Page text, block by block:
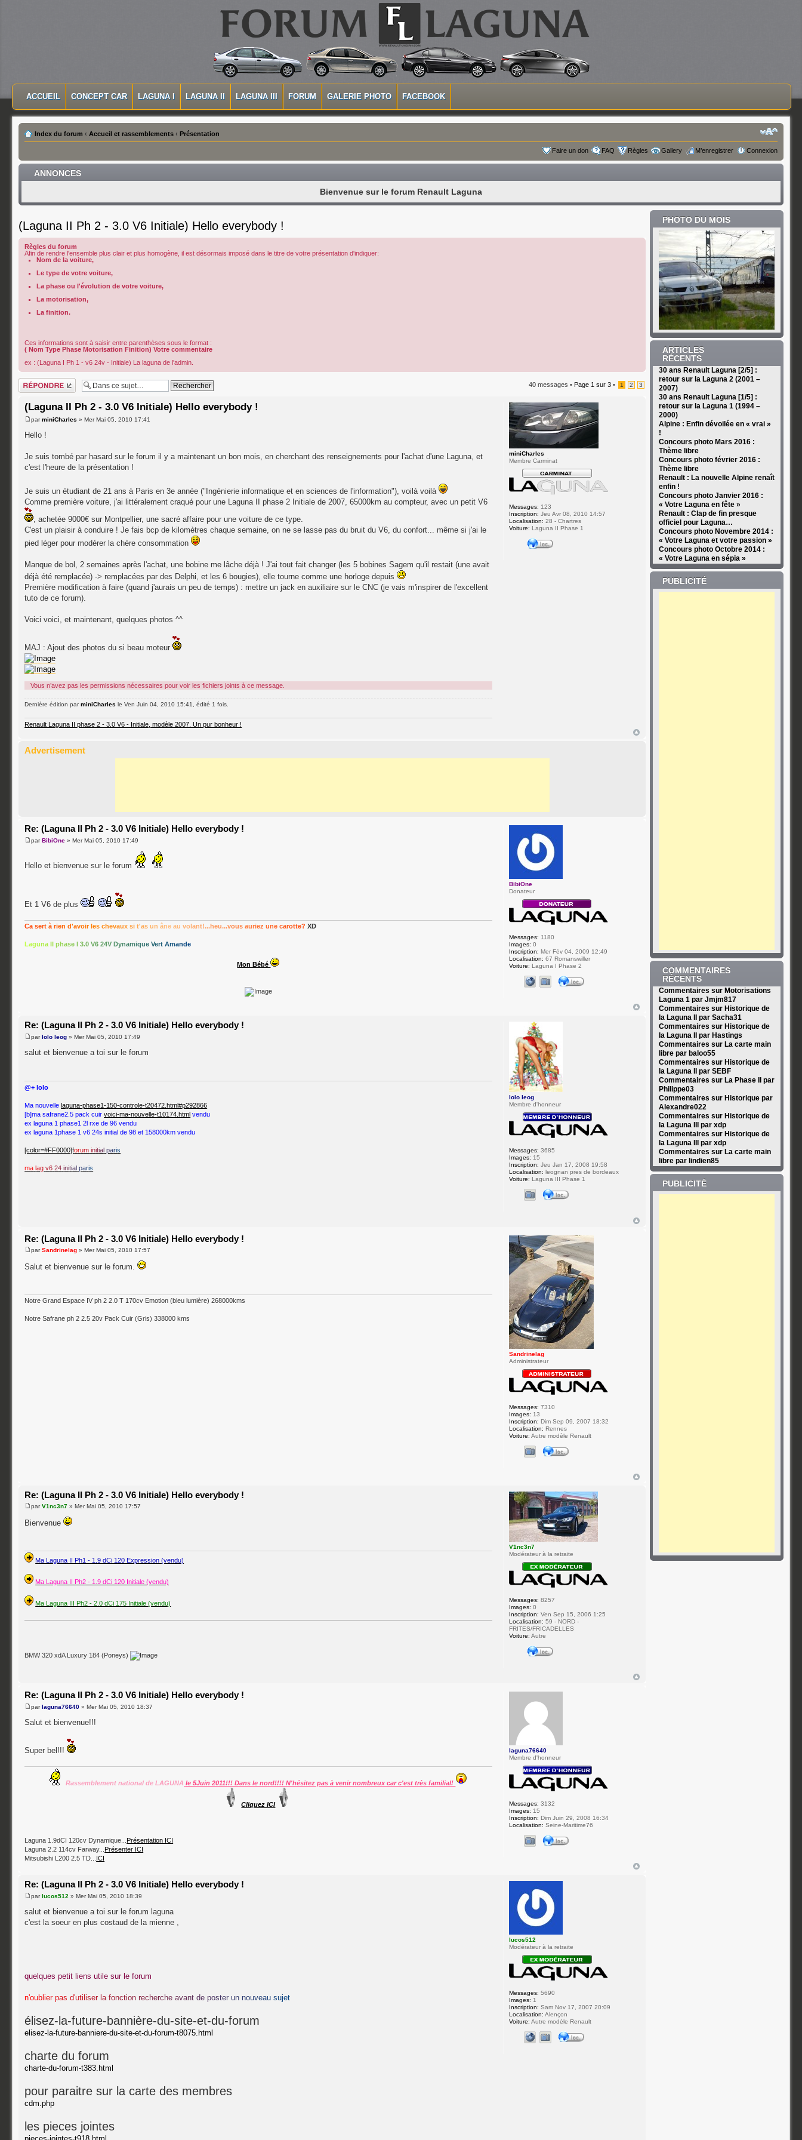
MENU PRINCIPAL
ACCUEIL CONCEPT CAR LAGUNA I LAGUNA II LAGUNA III FORUM GALERIE PHOTO FACEBOOK
Index du forum ‹ Accueil et rassemblements ‹ Présentation
Faire un don FAQ Règles Gallery M’enregistrer Connexion
ANNONCES
Bienvenue sur le forum Renault Laguna
(Laguna II Ph 2 - 3.0 V6 Initiale) Hello everybody !
Règles du forum
Afin de rendre l'ensemble plus clair et plus homogène, il est désormais imposé dans le titre de votre présentation d'indiquer:
Nom de la voiture,
Le type de votre voiture,
La phase ou l'évolution de votre voiture,
La motorisation,
La finition.
Ces informations sont à saisir entre parenthèses sous le format :
( Nom Type Phase Motorisation Finition) Votre commentaire
ex : (Laguna I Ph 1 - v6 24v - Initiale) La laguna de l'admin.
Répondre 40 messages •Page 1 sur3 • 1 2 3
(Laguna II Ph 2 - 3.0 V6 Initiale) Hello everybody !
parminiCharles » Mer Mai 05, 2010 17:41
Hello !
Je suis tombé par hasard sur le forum il y a maintenant un bon mois, en cherchant des renseignements pour l'achat d'une Laguna, et
c'est l'heure de la présentation !
Je suis un étudiant de 21 ans à Paris en 3e année ("Ingénierie informatique et en sciences de l'information"), voilà voilà
Comme première voiture, j'ai littéralement craqué pour une Laguna II phase 2 Initiale de 2007, 65000km au compteur, avec un petit V6
, achetée 9000€ sur Montpellier, une sacré affaire pour une voiture de ce type.
C'est un plaisir à conduire ! Je fais bcp de kilomètres chaque semaine, on ne se lasse pas du bruit du V6, du confort... même si j'ai le
pied léger pour modérer la chère consommation
Manque de bol, 2 semaines après l'achat, une bobine me lâche déjà ! J'ai tout fait changer (les 5 bobines Sagem qu'il restait (une avait
déjà été remplacée) -> remplacées par des Delphi, et les 6 bougies), elle tourne comme une horloge depuis
Première modification à faire (quand j'aurais un peu de temps) : mettre un jack en auxiliaire sur le CNC (je vais m'inspirer de l'excellent
tuto de ce forum).
Voici voici, et maintenant, quelques photos ^^
MAJ : Ajout des photos du si beau moteur
Vous n’avez pas les permissions nécessaires pour voir les fichiers joints à ce message.
Dernière édition parminiCharles le Ven Juin 04, 2010 15:41, édité 1 fois.
Renault Laguna II phase 2 - 3.0 V6 - Initiale, modèle 2007. Un pur bonheur !
miniCharles
Membre Carminat
Messages: 123
Inscription: Jeu Avr 08, 2010 14:57
Localisation: 28 - Chartres
Voiture: Laguna II Phase 1
Advertisement
Re: (Laguna II Ph 2 - 3.0 V6 Initiale) Hello everybody !
parBibiOne » Mer Mai 05, 2010 17:49
Hello et bienvenue sur le forum
Et 1 V6 de plus
Ca sert à rien d'avoir les chevaux si t'as un âne au vo lant!...heu...vous auriez une carotte? XD
Laguna phase 3.0 V6 24V Dynamique Vert Amande
Mon Bébé
BibiOne
Donateur
Messages: 1180
Images: 0
Inscription: Mer Fév 04, 2009 12:49
Localisation: 67 Romanswiller
Voiture: Laguna I Phase 2
Re: (Laguna II Ph 2 - 3.0 V6 Initiale) Hello everybody !
parlolo leog » Mer Mai 05, 2010 17:49
salut et bienvenue a toi sur le forum
@+ lolo
Ma nouvellelaguna-phase1-150-controle-t20472.html#p292866
[b]ma safrane2.5 pack cuirvoici-ma-nouvelle-t10174.html vendu
ex laguna 1 phase1 2l rxe de 96 vendu
ex laguna 1phase 1 v6 24s initial de 98 et 158000km vendu
[color=#FF0000]forum initial paris
ma lag v6 24 initial paris
lolo leog
Membre d'honneur
Messages: 3685
Images: 15
Inscription: Jeu Jan 17, 2008 19:58
Localisation: leognan pres de bordeaux
Voiture: Laguna III Phase 1
Re: (Laguna II Ph 2 - 3.0 V6 Initiale) Hello everybody !
parSandrinelag » Mer Mai 05, 2010 17:57
Salut et bienvenue sur le forum.
Notre Grand Espace IV ph 2 2.0 T 170cv Emotion (bleu lumière) 268000kms
Notre Safrane ph 2 2.5 20v Pack Cuir (Gris) 338000 kms
Sandrinelag
Administrateur
Messages: 7310
Images: 13
Inscription: Dim Sep 09, 2007 18:32
Localisation: Rennes
Voiture: Autre modèle Renault
Re: (Laguna II Ph 2 - 3.0 V6 Initiale) Hello everybody !
parV1nc3n7 » Mer Mai 05, 2010 17:57
Bienvenue
Ma Laguna II Ph1 - 1.9 dCi 120 Expression (vendu)
Ma Laguna II Ph2 - 1.9 dCi 120 Initiale (vendu)
Ma Laguna III Ph2 - 2.0 dCi 175 Initiale (vendu)
BMW 320 xdA Luxury 184 (Poneys)
V1nc3n7
Modérateur à la retraite
Messages: 8257
Images: 0
Inscription: Ven Sep 15, 2006 1:25
Localisation: 59 - NORD -
FRITES/FRICADELLES
Voiture: Autre
Re: (Laguna II Ph 2 - 3.0 V6 Initiale) Hello everybody !
parlaguna76640 » Mer Mai 05, 2010 18:37
Salut et bienvenue!!!
Super bel!!!
Rassemblement national de LAGUNA le 5Juin 2011!!! Dans le nord!!!! N'hésitez pas à venir nombreux car c'est très familial!
Cliquez ICI
Laguna 1.9dCI 120cv Dynamique...
Présentation ICI
Laguna 2.2 114cv Farway...
Présenter ICI
Mitsubishi L200 2.5 TD...
ICI
laguna76640
Membre d'honneur
Messages: 3132
Images: 15
Inscription: Dim Juin 29, 2008 16:34
Localisation: Seine-Maritime76
Re: (Laguna II Ph 2 - 3.0 V6 Initiale) Hello everybody !
parlucos512 » Mer Mai 05, 2010 18:39
salut et bienvenue a toi sur le forum laguna
c'est la soeur en plus costaud de la mienne ,
quelques petit liens utile sur le forum
n'oub lier pas d'uti liser la fonction rec herc he avant de poster un nouveau sujet
élisez-la-future-bannière-du-site-et-du-forum
elisez-la-future-banniere-du-site-et-du-forum-t8075.html
charte du forum
charte-du-forum-t383.html
pour paraitre sur la carte des membres
cdm.php
les pieces jointes
lucos512
Modérateur à la retraite
Messages: 5690
Images: 1
Inscription: Sam Nov 17, 2007 20:09
Localisation: Alençon
Voiture: Autre modèle Renault
PHOTO DU MOIS
ARTICLES
RÉCENTS
30 ans Renault Laguna [2/5] :
retour sur la Laguna 2 (2001 –
2007)
30 ans Renault Laguna [1/5] :
retour sur la Laguna 1 (1994 –
2000)
Alpine : Enfin dévoilée en « vrai »
!
Concours photo Mars 2016 :
Thème libre
Concours photo février 2016 :
Thème libre
Renault : La nouvelle Alpine renaît
enfin !
Concours photo Janvier 2016 :
« Votre Laguna en fête »
Renault : Clap de fin presque
officiel pour Laguna…
Concours photo Novembre 2014 :
« Votre Laguna et votre passion »
Concours photo Octobre 2014 :
« Votre Laguna en sépia »
PUBLICITÉ
COMMENTAIRES
RÉCENTS
Commentaires sur Motorisations
Laguna 1 par Jmjm817
Commentaires sur Historique de
la Laguna II par Sacha31
Commentaires sur Historique de
la Laguna II par Hastings
Commentaires sur La carte main
libre par baloo55
Commentaires sur Historique de
la Laguna II par SEBF
Commentaires sur La Phase II par
Philippe03
Commentaires sur Historique par
Alexandre022
Commentaires sur Historique de
la Laguna III par xdp
Commentaires sur Historique de
la Laguna III par xdp
Commentaires sur La carte main
libre par lindien85
PUBLICITÉ